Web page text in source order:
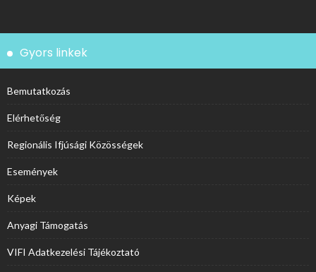
Gyors linkek
Bemutatkozás
Elérhetőség
Regionális Ifjúsági Közösségek
Események
Képek
Anyagi Támogatás
VIFI Adatkezelési Tájékoztató